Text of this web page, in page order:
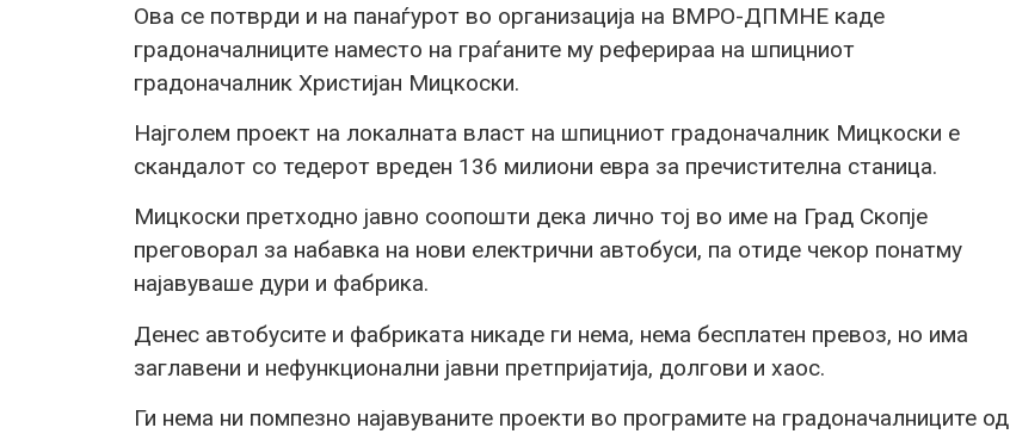
Ова се потврди и на панаѓурот во организација на ВМРО-ДПМНЕ каде
градоначалниците наместо на граѓаните му реферираа на шпицниот
градоначалник Христијан Мицкоски.
Најголем проект на локалната власт на шпицниот градоначалник Мицкоски е
скандалот со тедерот вреден 136 милиони евра за пречистителна станица.
Мицкоски претходно јавно соопошти дека лично тој во име на Град Скопје
преговорал за набавка на нови електрични автобуси, па отиде чекор понатму
најавуваше дури и фабрика.
Денес автобусите и фабриката никаде ги нема, нема бесплатен превоз, но има
заглавени и нефункционални јавни претпријатија, долгови и хаос.
Ги нема ни помпезно најавуваните проекти во програмите на градоначалниците од